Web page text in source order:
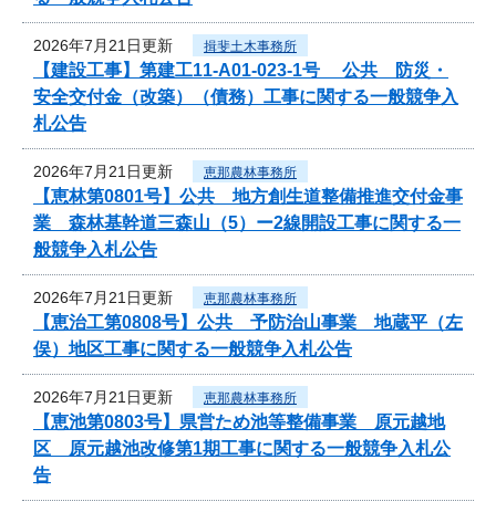
2026年7月21日更新 揖斐土木事務所
【建設工事】第建工11-A01-023-1号 公共 防災・
安全交付金（改築）（債務）工事に関する一般競争入
札公告
2026年7月21日更新 恵那農林事務所
【恵林第0801号】公共 地方創生道整備推進交付金事
業 森林基幹道三森山（5）ー2線開設工事に関する一
般競争入札公告
2026年7月21日更新 恵那農林事務所
【恵治工第0808号】公共 予防治山事業 地蔵平（左
俣）地区工事に関する一般競争入札公告
2026年7月21日更新 恵那農林事務所
【恵池第0803号】県営ため池等整備事業 原元越地
区 原元越池改修第1期工事に関する一般競争入札公
告